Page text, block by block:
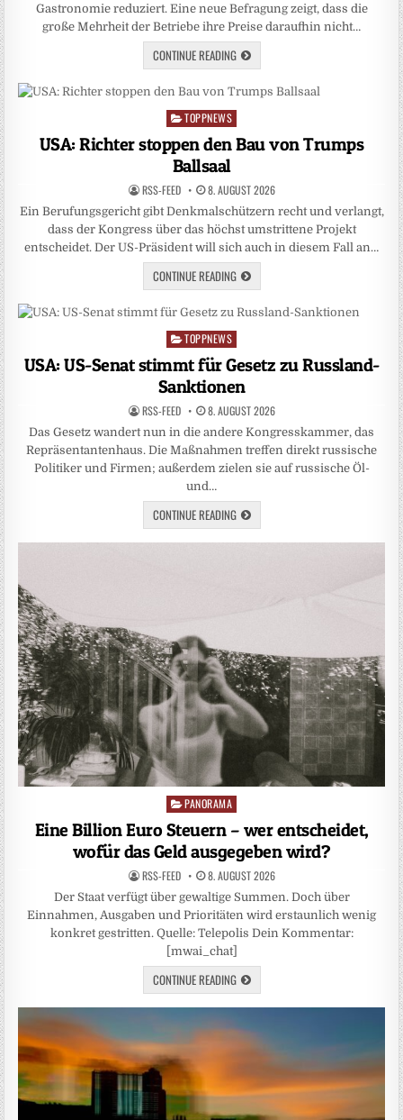
Gastronomie reduziert. Eine neue Befragung zeigt, dass die
große Mehrheit der Betriebe ihre Preise daraufhin nicht…
CONTINUE READING
Posted
TOPPNEWS
USA: Richter stoppen den Bau von Trumps
Ballsaal
RSS-FEED 8. AUGUST 2026
Ein Berufungsgericht gibt Denkmalschützern recht und verlangt,
dass der Kongress über das höchst umstrittene Projekt
entscheidet. Der US-Präsident will sich auch in diesem Fall an…
CONTINUE READING
Posted
TOPPNEWS
USA: US-Senat stimmt für Gesetz zu Russland-
Sanktionen
RSS-FEED 8. AUGUST 2026
Das Gesetz wandert nun in die andere Kongresskammer, das
Repräsentantenhaus. Die Maßnahmen treffen direkt russische
Politiker und Firmen; außerdem zielen sie auf russische Öl-
und…
CONTINUE READING
Posted
in
PANORAMA
Eine Billion Euro Steuern – wer entscheidet,
wofür das Geld ausgegeben wird?
RSS-FEED 8. AUGUST 2026
Der Staat verfügt über gewaltige Summen. Doch über
Einnahmen, Ausgaben und Prioritäten wird erstaunlich wenig
konkret gestritten. Quelle: Telepolis Dein Kommentar:
[mwai_chat]
CONTINUE READING